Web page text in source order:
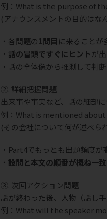
例：What is the purpose of
(アナウンスメントの目的はな
・各問題の1問目に来ることが
・ 話の冒頭ですぐにヒントが
・話の全体像から推測して判
②. 詳細把握問題
出来事や事実など、話の細部
例：What is mentioned
(その会社について何が述べら
・Part4でもっとも出題頻度が
・ 設問と本文の順番が概ね一致
③. 次回アクション問題
話が終わった後、人物（話し
例：What will the speaker